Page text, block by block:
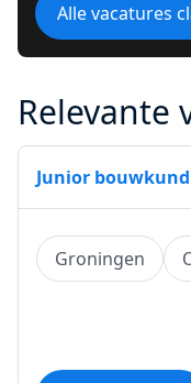
Alle vacatures
Relevante
Junior
Groningen